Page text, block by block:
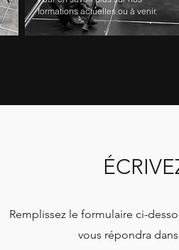
formations actuelles ou à venir.
Remplissez le formulaire ci-
vous répondra